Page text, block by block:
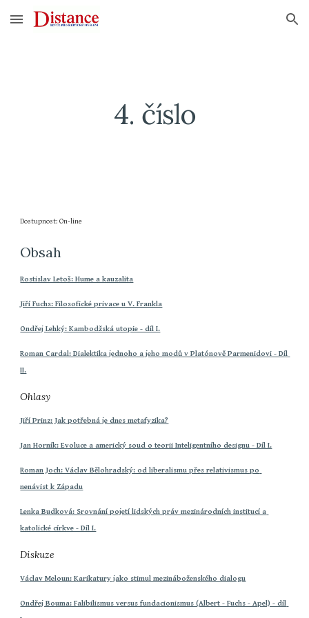
Skip to main content Skip to navigation
4. číslo
Dostupnost: On-line
Obsah
Rostislav Letoš: Hume a kauzalita
Jiří Fuchs: Filosofické privace u V. Frankla
Ondřej Lehký: Kambodžská utopie - díl I.
Roman Cardal: Dialektika jednoho a jeho modů v Platónově Parmenidovi - Díl
II.
Ohlasy
Jiří Prinz: Jak potřebná je dnes metafyzika?
Jan Horník: Evoluce a americký soud o teorii Inteligentního designu - Díl I.
Roman Joch: Václav Bělohradský: od liberalismu přes relativismus po
nenávist k Západu
Lenka Budková: Srovnání pojetí lidských práv mezinárodních institucí a
katolické církve - Díl I.
Diskuze
Václav Meloun: Karikatury jako stimul mezináboženského dialogu
Ondřej Bouma: Falibilismus versus fundacionismus (Albert - Fuchs - Apel) - díl